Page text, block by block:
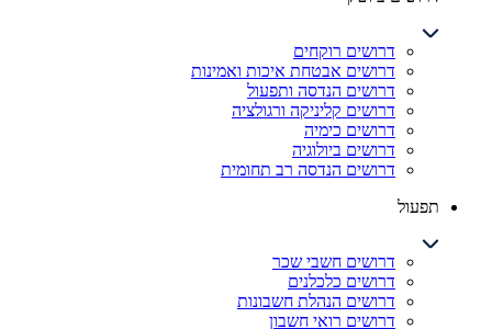
דרושים רוקחים
דרושים אבטחת איכות ואמינות
דרושים הנדסה ותפעול
דרושים קליניקה ורגולציה
דרושים כימיה
דרושים ביולוגיה
דרושים הנדסה רב תחומית
תפעול
דרושים חשבי שכר
דרושים כלכלנים
דרושים הנהלת חשבונות
דרושים רואי חשבון